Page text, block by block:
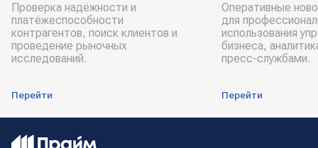
Проверка надёжности и
платёжеспособности
контрагентов, поиск клиентов и
проведение рыночных
исследований.
Перейти
Оперативные
для
использования
бизнеса,
пресс-службами.
Перейти